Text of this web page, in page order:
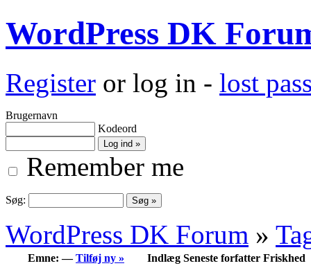
WordPress DK
Register or log in - lost
Brugernavn
Kodeord
Remember me
Søg:
WordPress DK Forum »
Emne: —Tilføj ny » Indlæg Seneste forfatter Friskhed